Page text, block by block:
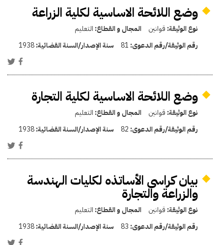
وضع اللائحة الاساسية لكلية الزراعة
نوع الوثيقة: قوانين المجال و القطاع: التعليم
رقم الوثيقة/رقم الدعوى: 81 سنة الإصدار/السنة القضائية:1938
وضع اللائحة الاساسية لكلية التجارة
نوع الوثيقة: قوانين المجال و القطاع: التعليم
رقم الوثيقة/رقم الدعوى: 82 سنة الإصدار/السنة القضائية:1938
بيان كراسى الأساتذه لكليات الهندسة
والزراعة والتجارة
نوع الوثيقة: قوانين المجال و القطاع: التعليم
رقم الوثيقة/رقم الدعوى: 83 سنة الإصدار/السنة القضائية:1938